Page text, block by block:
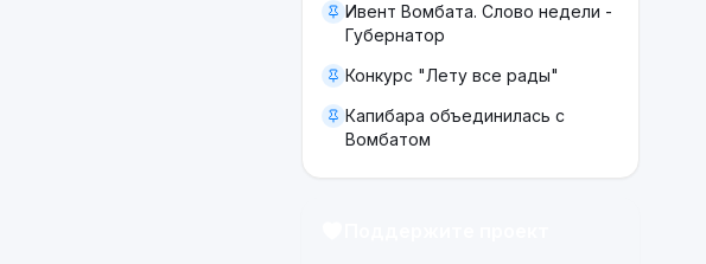
Ивент Вомбата. Слово недели -
Губернатор
Конкурс "Лету все рады"
Капибара объединилась с
Вомбатом